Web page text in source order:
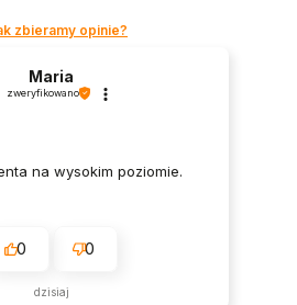
zbieramy opinie?
Maria
zweryfikowano
na wysokim poziomie.
0 0
dzisiaj